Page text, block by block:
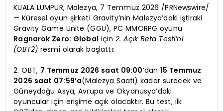
KUALA LUMPUR, Malezya, 7 Temmuz 2026 /PRNewswire/
— Küresel oyun şirketi Gravity’nin Malezya’daki iştiraki
Gravity Game Unite (GGU), PC MMORPG oyunu
Ragnarok Zero: Global için2. Açık Beta Testi’ni
(OBT2)resmi olarak başlattı:
2. OBT, 7 Temmuz 2026 saat 09:00‘dan15 Temmuz
2026 saat 07:59’a(Malezya Saati) kadar sürecek ve
Güneydoğu Asya, Avrupa ve Okyanusya’daki
oyuncular için erişime açık olacaktır. Bu test, ilk